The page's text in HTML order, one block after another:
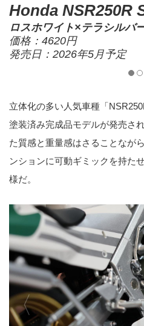
Honda NSR250R
ロスホワイト×テラシルバ
価格：4620円
発売日：2026年5月予定
立体化の多い人気車種「
塗装済み完成品モデルが発売さ
た質感と重量感はさることなが
ンションに可動ギミックを持た
様だ。